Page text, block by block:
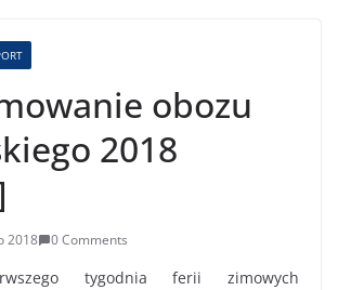
obozu
2018
2018 0 Comments
tygodnia ferii zimowych